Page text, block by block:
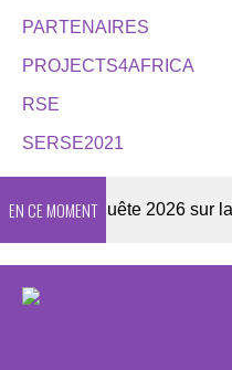
PARTENAIRES
PROJECTS4AFRICA
RSE
SERSE2021
EN CE MOMENT
Enquête 2026 sur la